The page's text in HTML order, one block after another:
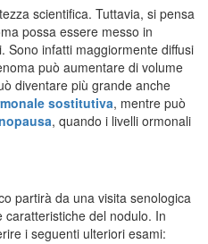
scientifica. Tuttavia, si pensa
possa essere messo in
Sono infatti maggiormente diffusi
può aumentare di volume
diventare più grande anche
sostitutiva, mentre può
, quando i livelli ormonali
partirà da una visita senologica
del nodulo. In
i seguenti ulteriori esami: